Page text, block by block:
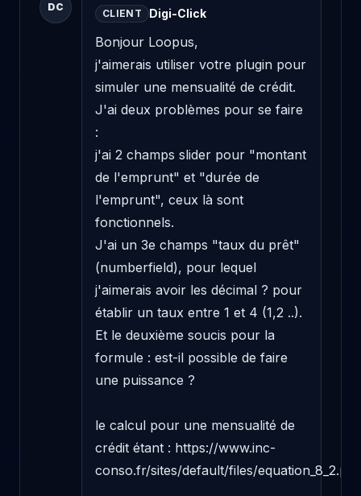
DC
CLIENT Digi-Click
Bonjour Loopus,
j'aimerais utiliser votre plugin pour
simuler une mensualité de crédit.
J'ai deux problèmes pour se faire
:
j'ai 2 champs slider pour "montant
de l'emprunt" et "durée de
l'emprunt", ceux là sont
fonctionnels.
J'ai un 3e champs "taux du prêt"
(numberfield), pour lequel
j'aimerais avoir les décimal ? pour
établir un taux entre 1 et 4 (1,2 ..).
Et le deuxième soucis pour la
formule : est-il possible de faire
une puissance ?
le calcul pour une mensualité de
crédit étant : https://www.inc-
conso.fr/sites/default/files/